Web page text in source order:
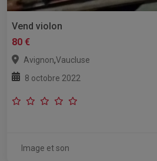
Vend violon
80 €
Avignon,Vaucluse
8 octobre 2022
Image et son